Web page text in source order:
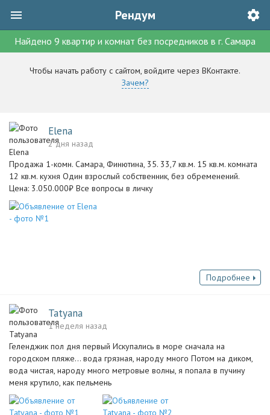
Рендум
Найдено 9 квартир и комнат без посредников в г. Самара
Чтобы начать работу с сайтом, войдите через ВКонтакте.
Зачем?
Elena
2 дня назад
Продажа 1-комн. Самара, Финютина, 35. 33,7 кв.м. 15 кв.м. комната
12 кв.м. кухня Один взрослый собственник, без обременений.
Цена: 3.050.000₽ Все вопросы в личку
Подробнее
Tatyana
1 неделя назад
Геленджик пол дня первый Искупались в море сначала на
городском пляже… вода грязная, народу много Потом на диком,
вода чистая, народу много метровые волны, я попала в пучину
меня крутило, как пельмень